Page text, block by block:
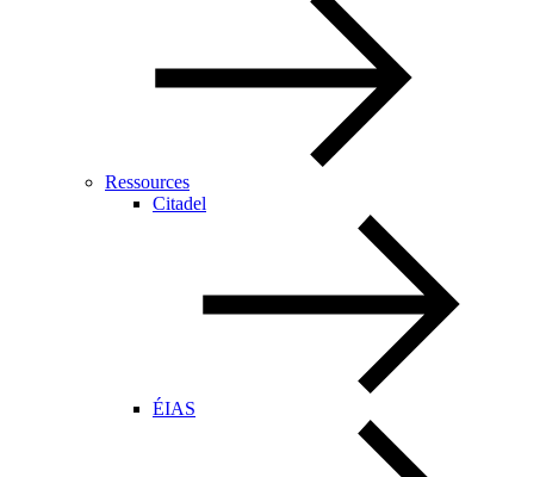
Ressources
Citadel
ÉIAS